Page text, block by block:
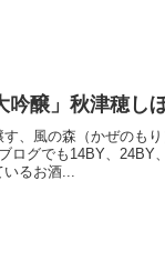
吟醸」秋津穂し
、風の森（かぜのも
グでも14BY、24BY
るお酒...